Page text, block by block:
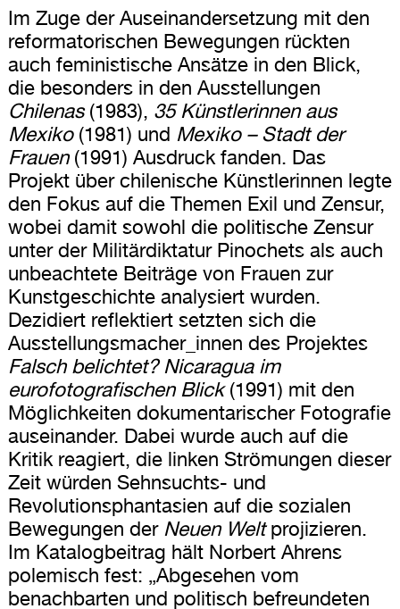
Im Zuge der Auseinandersetzung mit den
reformatorischen Bewegungen rückten
auch feministische Ansätze in den Blick,
die besonders in den Ausstellungen
Chilenas(1983), 35 Künstlerinnen aus
Mexiko(1981) und Mexiko – Stadt der
Frauen(1991) Ausdruck fanden. Das
Projekt über chilenische Künstlerinnen legte
den Fokus auf die Themen Exil und Zensur,
wobei damit sowohl die politische Zensur
unter der Militärdiktatur Pinochets als auch
unbeachtete Beiträge von Frauen zur
Kunstgeschichte analysiert wurden.
Dezidiert reflektiert setzten sich die
Ausstellungsmacher_innen des Projektes
Falsch belichtet? Nicaragua im
eurofotografischen Blick(1991) mit den
Möglichkeiten dokumentarischer Fotografie
auseinander. Dabei wurde auch auf die
Kritik reagiert, die linken Strömungen dieser
Zeit würden Sehnsuchts- und
Revolutionsphantasien auf die sozialen
Bewegungen der Neuen Weltprojizieren.
Im Katalogbeitrag hält Norbert Ahrens
polemisch fest: „Abgesehen vom
benachbarten und politisch befreundeten